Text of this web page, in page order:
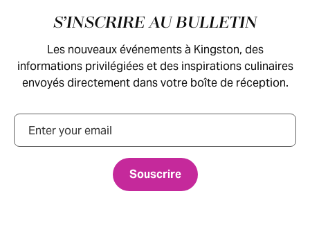
Pied de pageS’INSCRIRE AU BULLETIN
Les nouveaux événements à Kingston, des
informations privilégiées et des inspirations culinaires
envoyés directement dans votre boîte de réception.
Courriel